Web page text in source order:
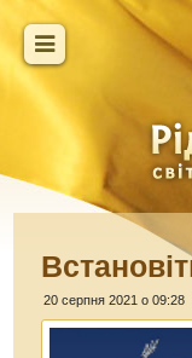
20 серпня 2021 о 09:28